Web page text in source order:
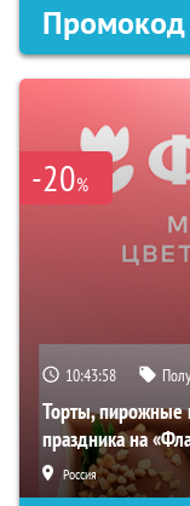
Промокод
-20%
10:43:57
Торты, пирожные
праздника на
Россия